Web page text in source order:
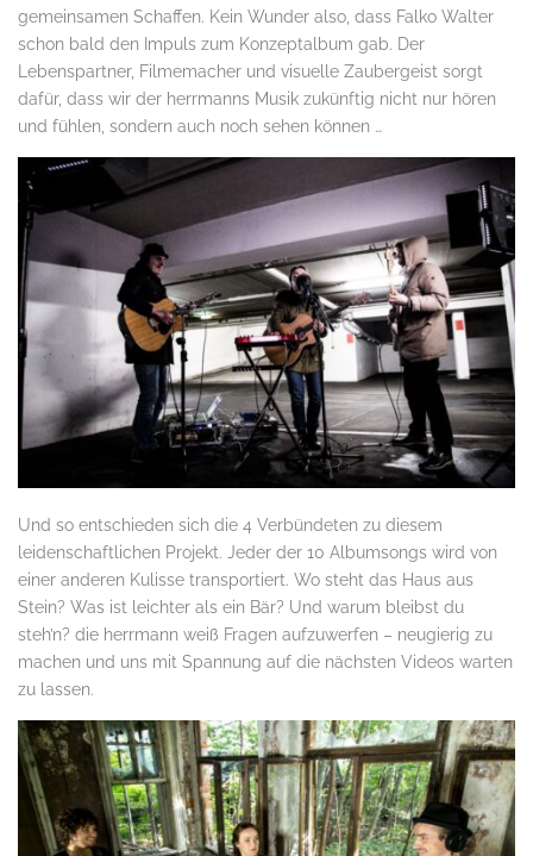
gemeinsamen Schaffen. Kein Wunder also, dass Falko Walter
schon bald den Impuls zum Konzeptalbum gab. Der
Lebenspartner, Filmemacher und visuelle Zaubergeist sorgt
dafür, dass wir der herrmanns Musik zukünftig nicht nur hören
und fühlen, sondern auch noch sehen können …
Und so entschieden sich die 4 Verbündeten zu diesem
leidenschaftlichen Projekt. Jeder der 10 Albumsongs wird von
einer anderen Kulisse transportiert. Wo steht das Haus aus
Stein? Was ist leichter als ein Bär? Und warum bleibst du
steh’n? die herrmann weiß Fragen aufzuwerfen – neugierig zu
machen und uns mit Spannung auf die nächsten Videos warten
zu lassen.